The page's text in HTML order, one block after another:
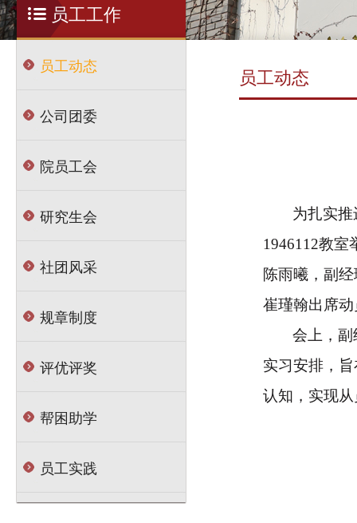
员工工作
员工动态
公司团委
院员工会
研究生会
社团风采
规章制度
评优评奖
帮困助学
员工实践
员工动态
为扎实
1946112教室
陈雨曦，副
崔瑾翰出席
会上，
实习安排，
认知，实现